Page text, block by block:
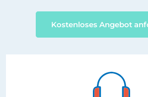
Kostenloses Angebot